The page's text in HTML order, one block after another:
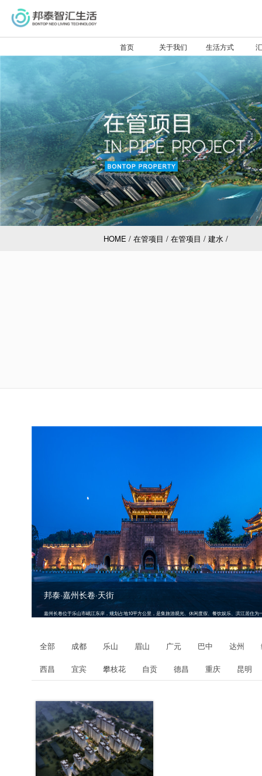
首页 关于我们 生活方式
验
分
前
接
HOME / 在管项目 / 在管项目 / 建水 /
邦泰·嘉州长卷·天街
嘉州长卷位于乐山市岷江东岸，规划占地10平方公里，是集旅游观光、休闲度假、餐饮娱乐、滨江居住为
全部 成都 乐山 眉山 广元 巴中 达州
西昌 宜宾 攀枝花 自贡 德昌 重庆 昆明